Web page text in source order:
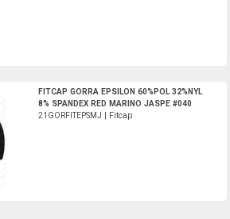
FITCAP GORRA EPSILON 60%POL 32%NYL
8% SPANDEX RED MARINO JASPE #040
21GORFITEPSMJ | Fitcap